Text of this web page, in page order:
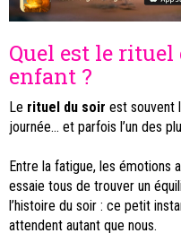
Quel est le
enfant ?
Le rituel du soir est souvent
journée… et parfois l’un des
Entre la fatigue, les émotions
essaie tous de trouver un
l’histoire du soir : ce petit
attendent autant que nous.